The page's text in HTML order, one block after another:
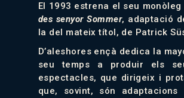
El 1993 estrena el seu monòleg
des senyor Sommer, adaptació
la del mateix títol, de Patrick
D’aleshores ençà dedica la
seu temps a produir els
espectacles, que dirigeix i
que, sovint, són adaptacions